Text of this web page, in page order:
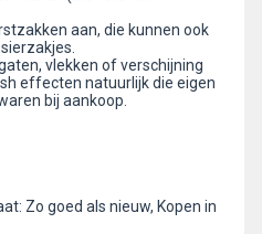
aan, die kunnen ook
vlekken of verschijning
effecten natuurlijk die eigen
bij aankoop.
Zo goed als nieuw, Kopen in